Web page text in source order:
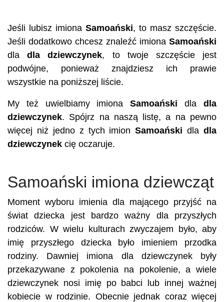
Jeśli lubisz imiona Samoański, to masz szczęście.
Jeśli dodatkowo chcesz znaleźć imiona Samoański
dladla dziewczynek, to twoje szczęście jest
podwójne, ponieważ znajdziesz ich prawie
wszystkie na poniższej liście.
My też uwielbiamy imionaSamoański dladla
dziewczynek. Spójrz na naszą listę, a na pewno
więcej niż jedno z tych imionSamoański dla dla
dziewczynek cię oczaruje.
Samoański imiona dziewcząt
Moment wyboru imienia dla mającego przyjść na
świat dziecka jest bardzo ważny dla przyszłych
rodziców. W wielu kulturach zwyczajem było, aby
imię przyszłego dziecka było imieniem przodka
rodziny. Dawniej imiona dla dziewczynek były
przekazywane z pokolenia na pokolenie, a wiele
dziewczynek nosi imię po babci lub innej ważnej
kobiecie w rodzinie. Obecnie jednak coraz więcej